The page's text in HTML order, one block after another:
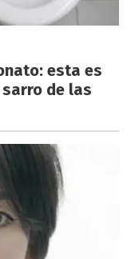
esta es
sarro de las